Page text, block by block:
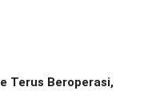
Terus Beroperasi,